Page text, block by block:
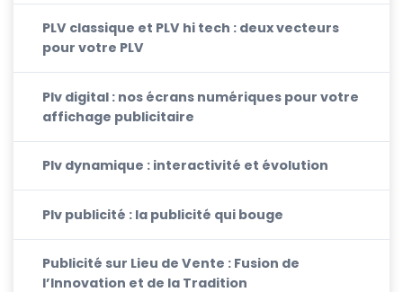
PLV classique et PLV hi tech : deux vecteurs
pour votre PLV
Plv digital : nos écrans numériques pour votre
affichage publicitaire
Plv dynamique : interactivité et évolution
Plv publicité : la publicité qui bouge
Publicité sur Lieu de Vente : Fusion de
l’Innovation et de la Tradition